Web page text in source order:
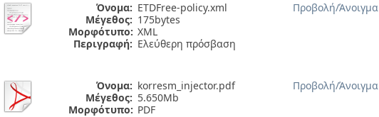
Όνομα: ETDFree-policy.xml
Μέγεθος: 175bytes
Μορφότυπο: XML
Περιγραφή: Ελεύθερη πρόσβαση
Προβολή/Άνοιγμα
Όνομα: korresm_injector.pdf
Μέγεθος: 5.650Mb
Μορφότυπο: PDF
Προβολή/Άνοιγμα